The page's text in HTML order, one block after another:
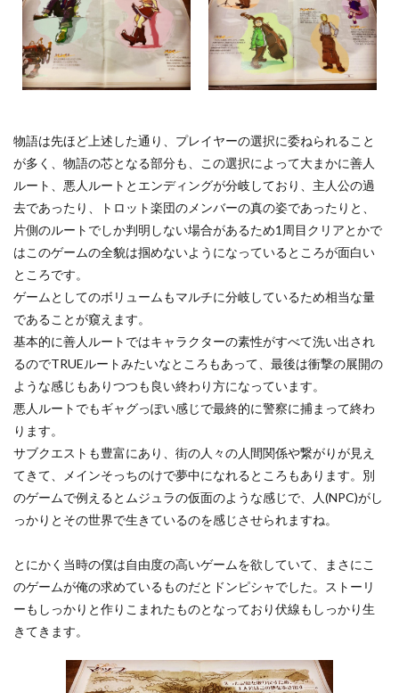
物語は先ほど上述した通り、プレイヤーの選択に委ねられること
が多く、物語の芯となる部分も、この選択によって大まかに善人
ルート、悪人ルートとエンディングが分岐しており、主人公の過
去であったり、トロット楽団のメンバーの真の姿であったりと、
片側のルートでしか判明しない場合があるため1周目クリアとかで
はこのゲームの全貌は掴めないようになっているところが面白い
ところです。
ゲームとしてのボリュームもマルチに分岐しているため相当な量
であることが窺えます。
基本的に善人ルートではキャラクターの素性がすべて洗い出され
るのでTRUEルートみたいなところもあって、最後は衝撃の展開の
ような感じもありつつも良い終わり方になっています。
悪人ルートでもギャグっぽい感じで最終的に警察に捕まって終わ
ります。
サブクエストも豊富にあり、街の人々の人間関係や繋がりが見え
てきて、メインそっちのけで夢中になれるところもあります。別
のゲームで例えるとムジュラの仮面のような感じで、人(NPC)がし
っかりとその世界で生きているのを感じさせられますね。
とにかく当時の僕は自由度の高いゲームを欲していて、まさにこ
のゲームが俺の求めているものだとドンピシャでした。ストーリ
ーもしっかりと作りこまれたものとなっており伏線もしっかり生
きてきます。